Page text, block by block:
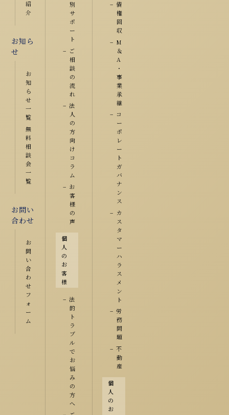
紹
介
お知ら
せ
お
知
ら
せ
一
覧
無
料
相
談
会
一
覧
お問い
合わせ
お
問
い
合
わ
せ
フ
ォ
ー
ム
別
サ
ポ
ー
ト
ご
相
談
の
流
れ
法
人
の
方
向
け
コ
ラ
ム
お
客
様
の
声
個
人
の
お
客
様
法
的
ト
ラ
ブ
ル
で
お
悩
み
の
方
へ
債
権
回
収
M
＆
A
・
事
業
承
継
コ
ー
ポ
レ
ー
ト
ガ
バ
ナ
ン
ス
カ
ス
タ
マ
ー
ハ
ラ
ス
メ
ン
ト
労
務
問
題
不
動
産
個
人
の
お